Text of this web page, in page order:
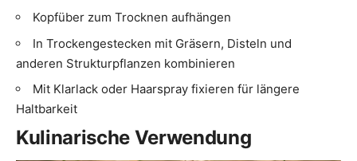
Kopfüber zum Trocknen aufhängen
In Trockengestecken mit Gräsern, Disteln und
anderen Strukturpflanzen kombinieren
Mit Klarlack oder Haarspray fixieren für längere
Haltbarkeit
Kulinarische Verwendung